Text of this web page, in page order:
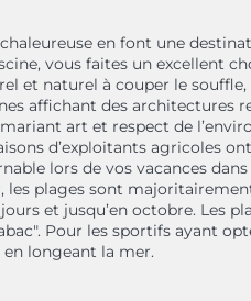
en font une
vous faites un excellent
naturel à couper le souffle,
affichant des architectures
art et respect de
d’exploitants agricoles
lors de vos vacances
les plages sont
et jusqu’en octobre. Les
Pour les sportifs ayant
en longeant la mer.